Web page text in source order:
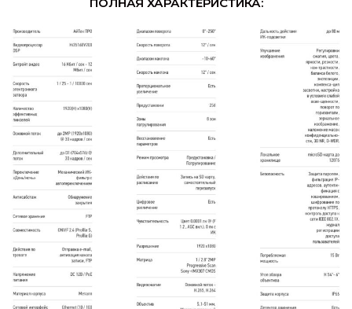
ПОЛНАЯ ХАРАКТЕРИСТИКА: